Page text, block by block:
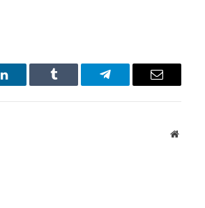
LinkedIn Tumblr Telegram Email
Website